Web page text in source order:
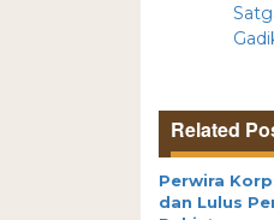
Related
Perwira
dan Lulus